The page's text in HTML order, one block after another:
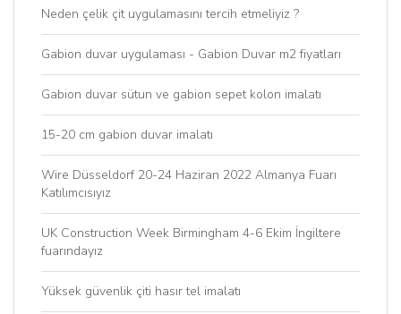
Neden çelik çit uygulamasını tercih etmeliyiz ?
Gabion duvar uygulaması - Gabion Duvar m2 fiyatları
Gabion duvar sütun ve gabion sepet kolon imalatı
15-20 cm gabion duvar imalatı
Wire Düsseldorf 20-24 Haziran 2022 Almanya Fuarı
Katılımcısıyız
UK Construction Week Birmingham 4-6 Ekim İngiltere
fuarındayız
Yüksek güvenlik çiti hasır tel imalatı